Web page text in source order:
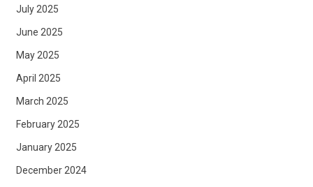
July 2025
June 2025
May 2025
April 2025
March 2025
February 2025
January 2025
December 2024